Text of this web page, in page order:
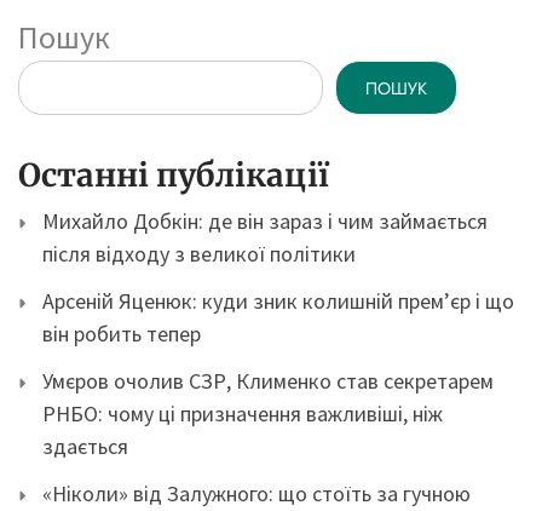
Пошук
ПОШУК
Останні публікації
Михайло Добкін: де він зараз і чим займається
після відходу з великої політики
Арсеній Яценюк: куди зник колишній прем’єр і що
він робить тепер
Умєров очолив СЗР, Клименко став секретарем
РНБО: чому ці призначення важливіші, ніж
здається
«Ніколи» від Залужного: що стоїть за гучною